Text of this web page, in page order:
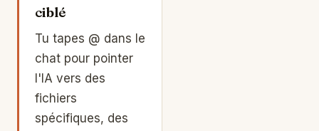
ciblé
Tu tapes @ dans le
chat pour pointer
l'IA vers des
fichiers
spécifiques, des